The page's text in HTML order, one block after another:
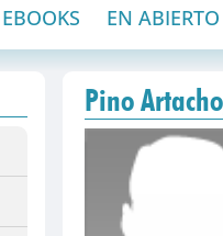
EBOOKS EN ABIERTO
Pino